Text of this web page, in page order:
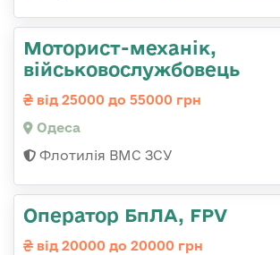
Моторист-механік,
військовослужбовець
від 25000 до 55000 грн
Одеса
Флотилія ВМС ЗСУ
Оператор БпЛА, FPV
від 20000 до 20000 грн